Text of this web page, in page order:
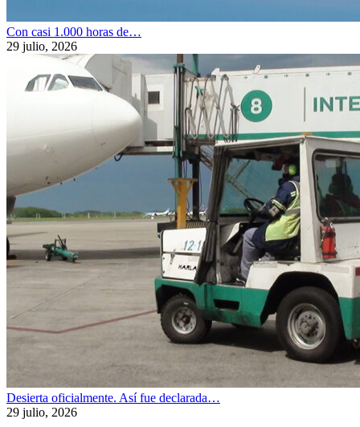
Con casi 1.000 horas de…
29 julio, 2026
Desierta oficialmente. Así fue declarada…
29 julio, 2026